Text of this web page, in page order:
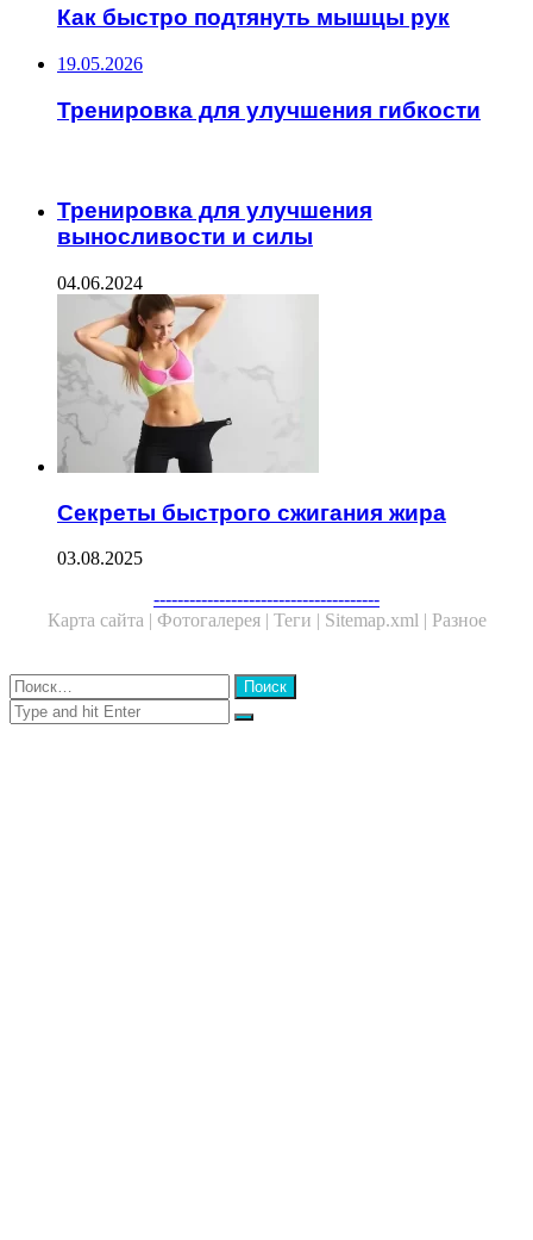
Как быстро подтянуть мышцы рук
19.05.2026
Тренировка для улучшения гибкости
Тренировка для улучшения
выносливости и силы
04.06.2024
Секреты быстрого сжигания жира
03.08.2025
--------------------------------------
Карта сайта | Фотогалерея | Теги | Sitemap.xml | Разное
Close
Найти:
Close
Search